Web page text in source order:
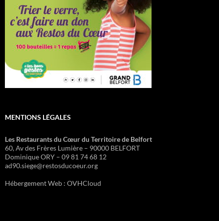
MENTIONS LÉGALES
Les Restaurants du Cœur du Territoire de Belfort
60, Av des Frères Lumière – 90000 BELFORT
Dominique ORY – 09 81 74 68 12
ad90.siege@restosducoeur.org
Hébergement Web : OVHCloud